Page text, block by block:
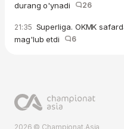
durang o'ynadi
26
21:35 Superliga. OKMK
mag'lub etdi
6
2026 © Championat.Asia